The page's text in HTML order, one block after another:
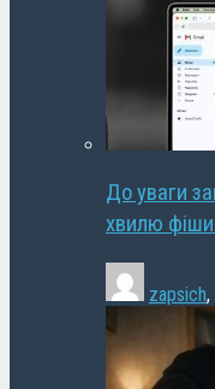
До уваги
хвилю
zapsich,